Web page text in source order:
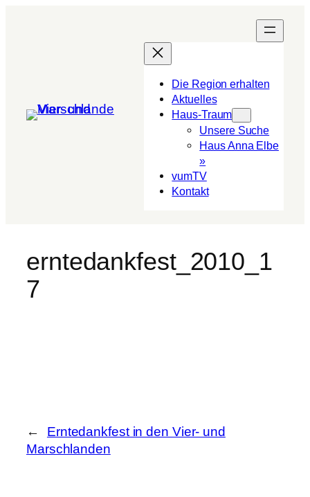
Die Region erhalten
Aktuelles
Haus-Traum
Unsere Suche
Haus Anna Elbe
»
vumTV
Kon­takt
erntedankfest_2010_1
7
←
Erntedankfest in den Vier- und
Marschlanden